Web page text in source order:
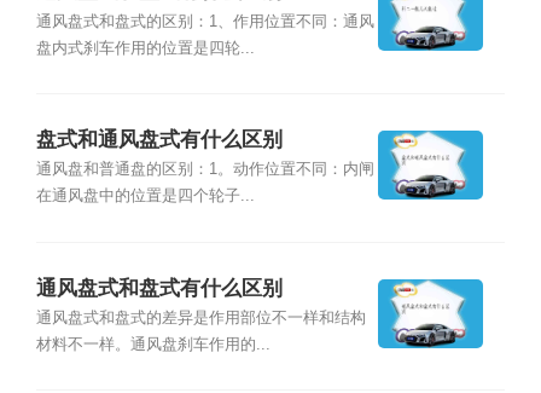
通风盘式和盘式的区别：1、作用位置不同：通风
盘内式刹车作用的位置是四轮...
盘式和通风盘式有什么区别
通风盘和普通盘的区别：1。动作位置不同：内闸
在通风盘中的位置是四个轮子...
通风盘式和盘式有什么区别
通风盘式和盘式的差异是作用部位不一样和结构
材料不一样。通风盘刹车作用的...